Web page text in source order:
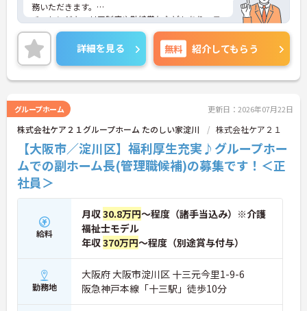
務いただきます。
チャレンジキャリア制度や勤続賞与などもあり、モ
チベーションアップに繋がります。
働きやすい環境が整っており、安心して長くご勤務
いただけます。
ご興味のある方には、面接対策ポイントなど、さら
に詳細をご案内しますのでお気軽にご相談くださ
詳細を見る 無料 紹介してもらう
グループホーム 更新日：2026年07月22日
株式会社ケア２１グループホーム たのしい家淀川 株式会社ケア２１
【大阪市／淀川区】福利厚生充実♪グループホー
ムでの副ホーム長(管理職候補)の募集です！＜正
社員＞
給料
月収30.8万円～程度（諸手当込み）※介護
福祉士モデル
年収370万円～程度（別途賞与付与）
勤務地
大阪府 大阪市淀川区 十三元今里1-9-6
阪急神戸本線「十三駅」徒歩10分